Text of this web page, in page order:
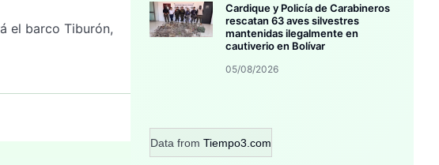
el barco Tiburón,
Cardique y Policía de Carabineros
rescatan 63 aves silvestres
mantenidas ilegalmente en
cautiverio en Bolívar
05/08/2026
Data from Tiempo3.com